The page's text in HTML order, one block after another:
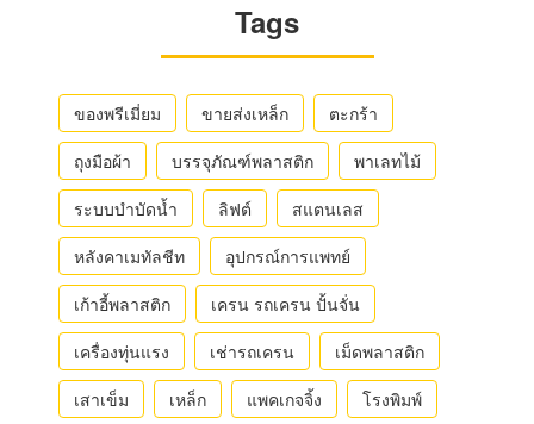
Tags
ของพรีเมี่ยม ขายส่งเหล็ก
ตะกร้า
ถุงมือผ้า
บรรจุภัณฑ์พลาสติก
พาเลทไม้
ระบบบำบัดน้ำ
ลิฟต์
สแตนเลส
หลังคาเมทัลชีท
อุปกรณ์การแพทย์
เก้าอี้พลาสติก
เครน รถเครน ปั้นจั่น
เครื่องทุ่นแรง
เช่ารถเครน
เม็ดพลาสติก
เสาเข็ม
เหล็ก แพคเกจจิ้ง
โรงพิมพ์